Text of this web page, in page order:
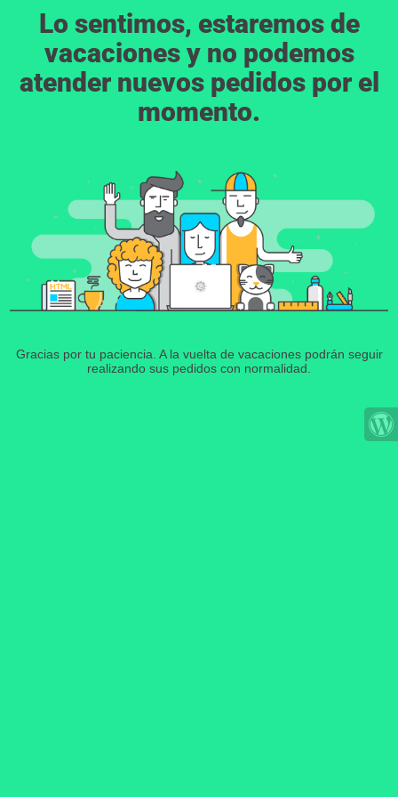
Lo sentimos, estaremos de
vacaciones y no podemos
atender nuevos pedidos por el
momento.
Gracias por tu paciencia. A la vuelta de vacaciones podrán seguir
realizando sus pedidos con normalidad.